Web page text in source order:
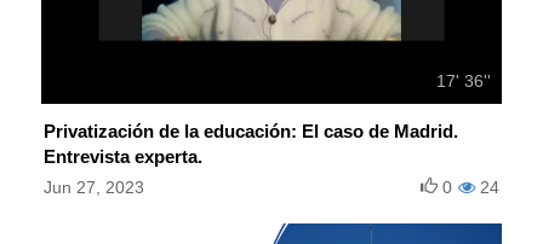
17' 36''
Privatización de la educación: El caso de Madrid.
Entrevista experta.
Jun 27, 2023 24
0